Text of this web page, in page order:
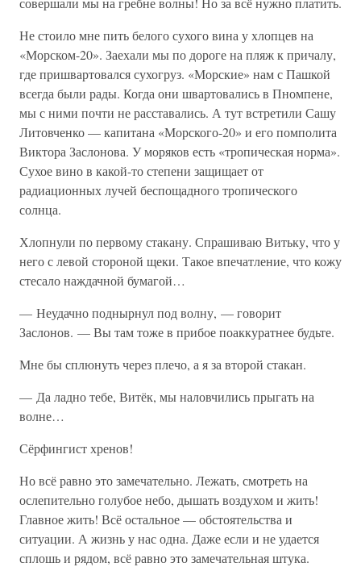
Не стоило мне пить белого сухого вина у хлопцев на
«Морском-20». Заехали мы по дороге на пляж к причалу,
где пришвартовался сухогруз. «Морские» нам с Пашкой
всегда были рады. Когда они швартовались в Пномпене,
мы с ними почти не расставались. А тут встретили Сашу
Литовченко — капитана «Морского-20» и его помполита
Виктора Заслонова. У моряков есть «тропическая норма».
Сухое вино в какой-то степени защищает от
радиационных лучей беспощадного тропического
солнца.
Хлопнули по первому стакану. Спрашиваю Витьку, что у
него с левой стороной щеки. Такое впечатление, что кожу
стесало наждачной бумагой…
— Неудачно поднырнул под волну, — говорит
Заслонов. — Вы там тоже в прибое поаккуратнее будьте.
Мне бы сплюнуть через плечо, а я за второй стакан.
— Да ладно тебе, Витёк, мы наловчились прыгать на
волне…
Сёрфингист хренов!
Но всё равно это замечательно. Лежать, смотреть на
ослепительно голубое небо, дышать воздухом и жить!
Главное жить! Всё остальное — обстоятельства и
ситуации. А жизнь у нас одна. Даже если и не удается
сплошь и рядом, всё равно это замечательная штука.